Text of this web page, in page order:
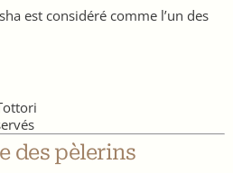
est considéré comme l’un des
des pèlerins